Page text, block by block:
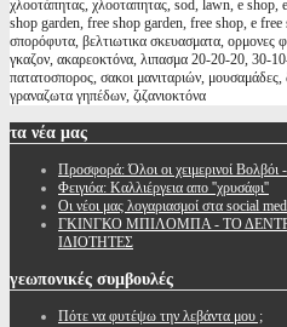
χλοοτάπητας, χλοοταπητας, sod, lawn, e
shop garden, free shop garden, free shop, e free
σπορόφυτα, βελτιωτικα σκευασματα, ορμονες
γκαζον, ακαρεοκτόνα, λιπασμα 20-20-20, 30-
πατατοσπορος, σακοι μανιταριών,
γραναζωτα γηπέδων, ζιζανιοκτόνα
τα νέα μας
Προσφορά: Όλοι οι χειμερινοί
Φειγιόα: Καλλιέργεια απο ''χρυσάφι''
Oι νέοι μας λογαριασμοί στα social
ΓΚΙΝΓΚΟ ΜΠΙΛΟΜΠΑ - ΤΟ
ΙΔΙΟΤΗΤΕΣ
γεωπονικές συμβουλές
Πότε να φυτέψω την λεβάντα μου ;